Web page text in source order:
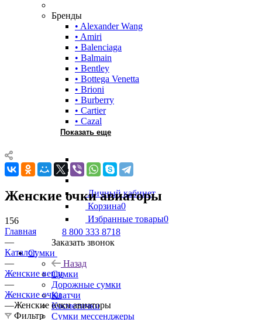
Бренды
• Alexander Wang
• Amiri
• Balenciaga
• Balmain
• Bentley
• Bottega Venetta
• Brioni
• Burberry
• Cartier
• Cazal
Показать еще
Личный кабинет
Корзина0
Избранные товары0
8 800 333 8718
Заказать звонок
Сумки
Назад
Сумки
Дорожные сумки
Клатчи
Косметички
Сумки мессенджеры
Женские очки авиаторы
156
Главная
—
Каталог
—
Женские вещи
—
Женские очки
—Женские очки авиаторы
Фильтр